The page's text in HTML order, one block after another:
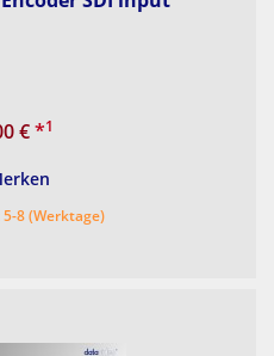
€*1
8 (Werktage)